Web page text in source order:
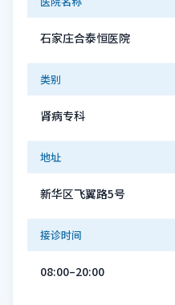
石家庄合泰恒医院
类别
肾病专科
地址
新华区飞翼路5号
接诊时间
08:00–20:00